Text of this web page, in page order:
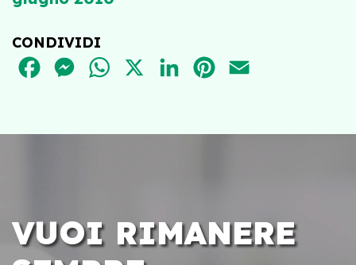
CONDIVIDI
FACEBOOKMESSENGER
WHATSAPPLINKEDINPINTEREST
VUOI RIMANERE